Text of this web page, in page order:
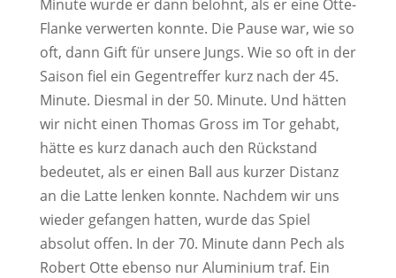
Minute wurde er dann belohnt, als er eine Otte-
Flanke verwerten konnte. Die Pause war, wie so
oft, dann Gift für unsere Jungs. Wie so oft in der
Saison fiel ein Gegentreffer kurz nach der 45.
Minute. Diesmal in der 50. Minute. Und hätten
wir nicht einen Thomas Gross im Tor gehabt,
hätte es kurz danach auch den Rückstand
bedeutet, als er einen Ball aus kurzer Distanz
an die Latte lenken konnte. Nachdem wir uns
wieder gefangen hatten, wurde das Spiel
absolut offen. In der 70. Minute dann Pech als
Robert Otte ebenso nur Aluminium traf. Ein